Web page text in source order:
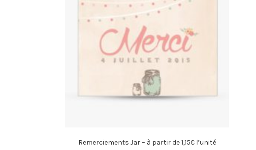
Remerciements Jar – à partir de 1,15€ l’unité